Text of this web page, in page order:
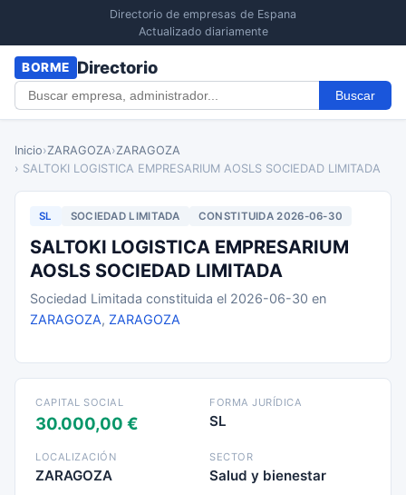
Directorio de empresas de Espana
Actualizado diariamente
BORME Directorio
Buscar
Inicio›ZARAGOZA›ZARAGOZA
› SALTOKI LOGISTICA EMPRESARIUM AOSLS SOCIEDAD LIMITADA
SL SOCIEDAD LIMITADA CONSTITUIDA 2026-06-30
SALTOKI LOGISTICA EMPRESARIUM
AOSLS SOCIEDAD LIMITADA
Sociedad Limitada constituida el 2026-06-30 en
ZARAGOZA, ZARAGOZA
CAPITAL SOCIAL
30.000,00 €
FORMA JURÍDICA
SL
LOCALIZACIÓN
ZARAGOZA
SECTOR
Salud y bienestar